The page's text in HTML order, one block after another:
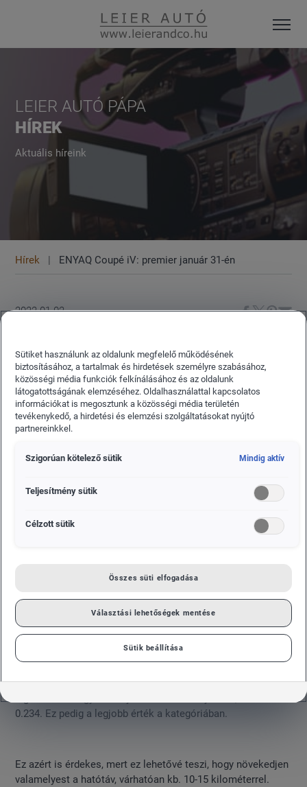
LEIER AUTÓ PÁPA
HÍREK
Aktuális híreink
Hírek ENYAQ Coupé iV: premier január 31-én
2022.01.02.
ENYAQ COUPÉ IV: PREMIER JANUÁR 31-ÉN
Bejelentették, hogy az új elektromos modell, az
ENYAQ COUPÉ iV az év elején mutatkozik be
hivatalosan.
meg, csupán egy fontos adatot közölt a gyár: az új modell
0.234. Ez pedig a legjobb érték a kategóriában.
Ez azért is érdekes, mert ez lehetővé teszi, hogy növekedjen
valamelyest a hatótáv, várhatóan kb. 10-15 kilométerrel.
Sütiket használunk az oldalunk megfelelő működésének
biztosításához, a tartalmak és hirdetések személyre szabásához,
közösségi média funkciók felkínálásához és az oldalunk
látogatottságának elemzéséhez. Oldalhasználattal kapcsolatos
információkat is megosztunk a közösségi média területén
tevékenykedő, a hirdetési és elemzési szolgáltatásokat nyújtó
partnereinkkel.
Szigorúan kötelező sütik Mindig aktív
Teljesítmény sütik
Célzott sütik
Összes süti elfogadása
Választási lehetőségek mentése
Sütik beállítása